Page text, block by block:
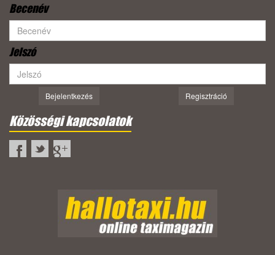
Becenév
Jelszó
Bejelentkezés Regisztráció
Közösségi kapcsolatok